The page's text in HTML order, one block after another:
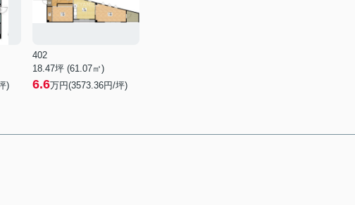
)
402
18.47坪 (61.07㎡)
6.6万円(3573.36円/坪)